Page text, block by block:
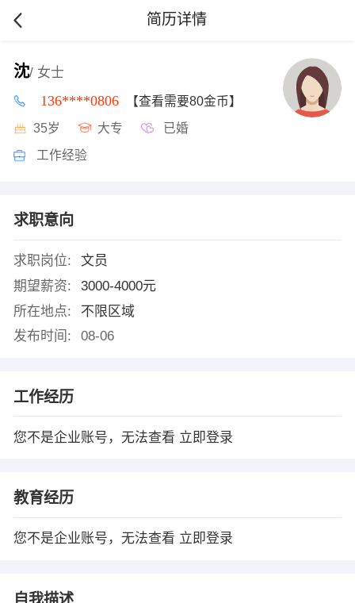
简历详情
沈/ 女士
136****0806 【查看需要80金币】
35岁 大专 已婚
工作经验
求职意向
求职岗位:
文员
期望薪资:
3000-4000元
所在地点:
不限区域
发布时间:
08-06
工作经历
您不是企业账号，无法查看 立即登录
教育经历
您不是企业账号，无法查看 立即登录
自我描述